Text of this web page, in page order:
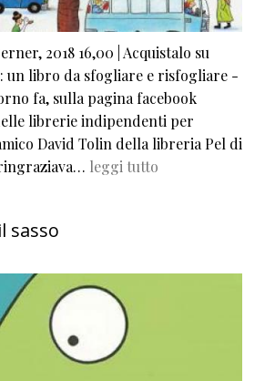
2018 16,00 | Acquistalo su
un libro da sfogliare e risfogliare -
fa, sulla pagina facebook
librerie indipendenti per
David Tolin della libreria Pel di
leggi tutto
sasso